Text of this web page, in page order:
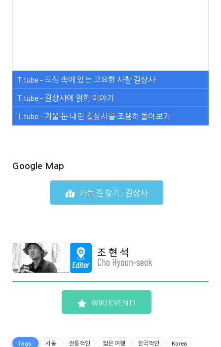
T.tube - 도심 속에 있는 고요한 사찰 길상사
T.tube - 길상사에 얽힌 이야기
T.tube - 겨울 눈 내린 길상사를 조용히 돌아보기
Google Map
가는 길 찾기 : 길상사
WIKI EVENT!
Tags: 서울 전통적인 짧은 여행 한국적인 Korea